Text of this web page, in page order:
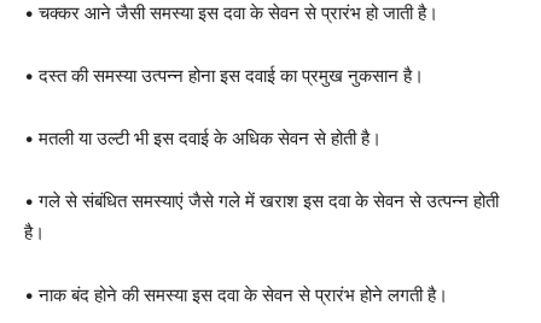
• चक्कर आने जैसी समस्या इस दवा के सेवन से प्रारंभ हो जाती है।
• दस्त की समस्या उत्पन्न होना इस दवाई का प्रमुख नुकसान है।
• मतली या उल्टी भी इस दवाई के अधिक सेवन से होती है।
• गले से संबंधित समस्याएं जैसे गले में खराश इस दवा के सेवन से उत्पन्न होती
है।
• नाक बंद होने की समस्या इस दवा के सेवन से प्रारंभ होने लगती है।